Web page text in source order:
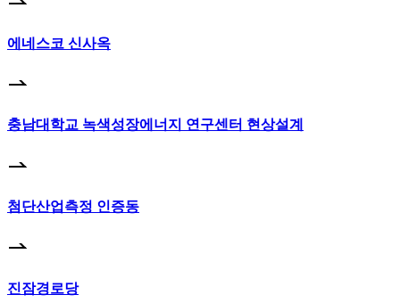
에네스코 신사옥
충남대학교 녹색성장에너지 연구센터 현상설계
첨단산업측정 인증동
진잠경로당